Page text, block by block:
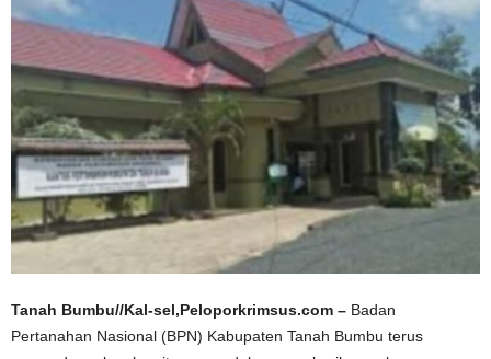
Tanah Bumbu//Kal-sel,Peloporkrimsus.com – Badan
Pertanahan Nasional (BPN) Kabupaten Tanah Bumbu terus